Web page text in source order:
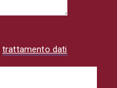
trattamento dati